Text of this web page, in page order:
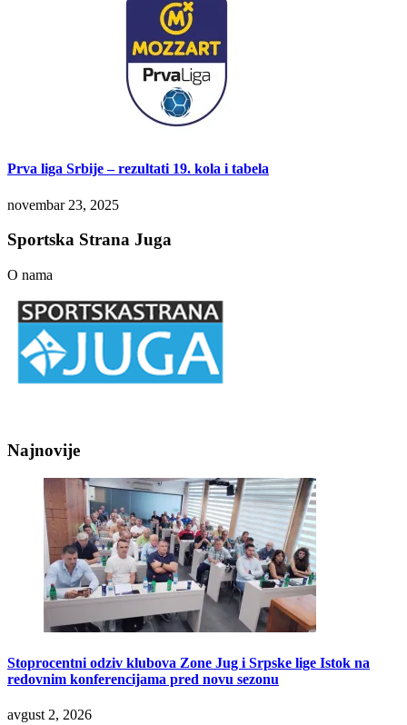
Prva liga Srbije – rezultati 19. kola i tabela
novembar 23, 2025
Sportska Strana Juga
O nama
Najnovije
Stoprocentni odziv klubova Zone Jug i Srpske lige Istok na
redovnim konferencijama pred novu sezonu
avgust 2, 2026